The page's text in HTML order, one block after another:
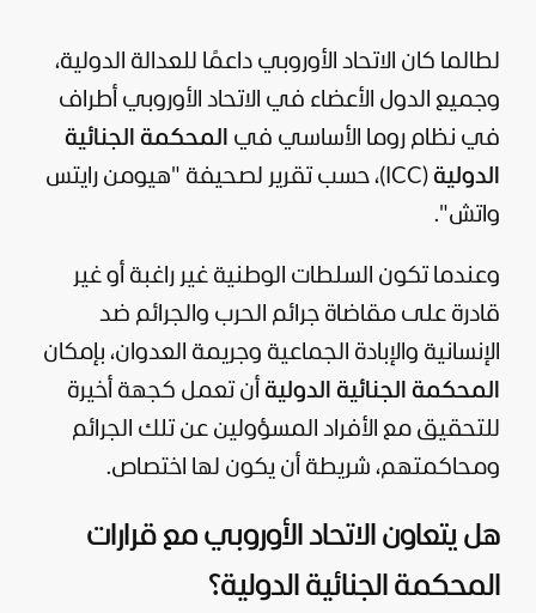
لطالما كان الاتحاد الأوروبي داعمًا للعدالة الدولية،
وجميع الدول الأعضاء في الاتحاد الأوروبي أطراف
في نظام روما الأساسي في
المحكمة الجنائية
الدولية
(ICC)، حسب تقرير لصحيفة "هيومن رايتس
واتش".
وعندما تكون السلطات الوطنية غير راغبة أو غير
قادرة على مقاضاة جرائم الحرب والجرائم ضد
الإنسانية والإبادة الجماعية وجريمة العدوان، بإمكان
المحكمة الجنائية الدولية أن تعمل كجهة أخيرة
للتحقيق مع الأفراد المسؤولين عن تلك الجرائم
ومحاكمتهم، شريطة أن يكون لها اختصاص.
هل يتعاون الاتحاد الأوروبي مع قرارات
المحكمة الجنائية الدولية؟